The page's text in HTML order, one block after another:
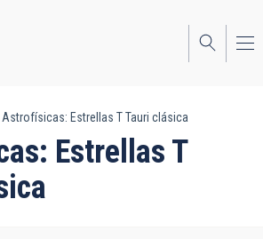
Astrofísicas: Estrellas T Tauri clásica
Estrellas T